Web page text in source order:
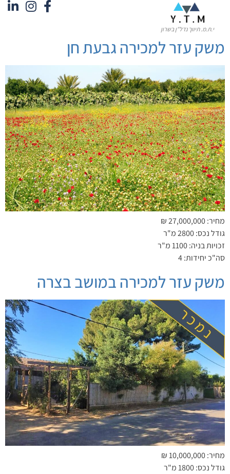
י.ת.מ. תיווך נדל"ן בשרון
משק עזר למכירה גבעת חן
מחיר: 27,000,000 ₪
גודל נכס: 2800 מ"ר
זכויות בניה: 1100 מ"ר
סה"כ יחידות: 4
משק עזר למכירה במושב בצרה
מחיר: 10,000,000 ₪
גודל נכס: 1800 מ"ר